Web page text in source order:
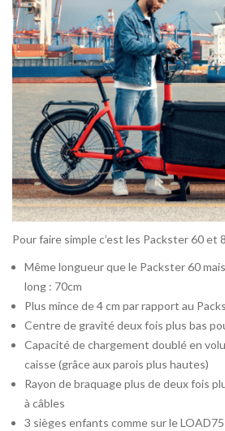
Pour faire simple c’est les Packster 60 et
Même longueur que le Packster 60
long : 70cm
Plus mince de 4 cm par rapport au
Centre de gravité deux fois plus bas
Capacité de chargement doublé en
caisse (grâce aux parois plus hautes)
Rayon de braquage plus de deux fois
à câbles
3 sièges enfants comme sur le LOAD75